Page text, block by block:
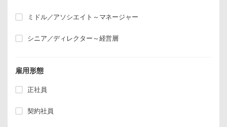
ミドル／アソシエイト～マネージャー
シニア／ディレクター～経営層
雇用形態
正社員
契約社員